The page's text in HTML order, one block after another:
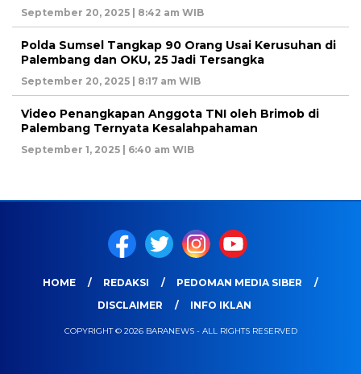
September 20, 2025 | 8:42 am WIB
Polda Sumsel Tangkap 90 Orang Usai Kerusuhan di
Palembang dan OKU, 25 Jadi Tersangka
September 20, 2025 | 8:17 am WIB
Video Penangkapan Anggota TNI oleh Brimob di
Palembang Ternyata Kesalahpahaman
September 1, 2025 | 6:40 am WIB
HOME REDAKSI
PEDOMAN MEDIA SIBER
DISCLAIMER
INFO IKLAN
COPYRIGHT © 2026 BARANEWS - ALL RIGHTS RESERVED